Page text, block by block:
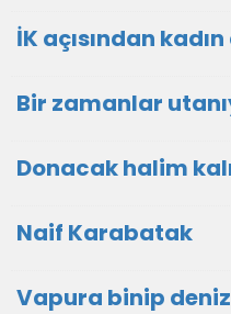
İK açısından kadın
Bir zamanlar
Donacak halim
Naif Karabatak
Vapura binip